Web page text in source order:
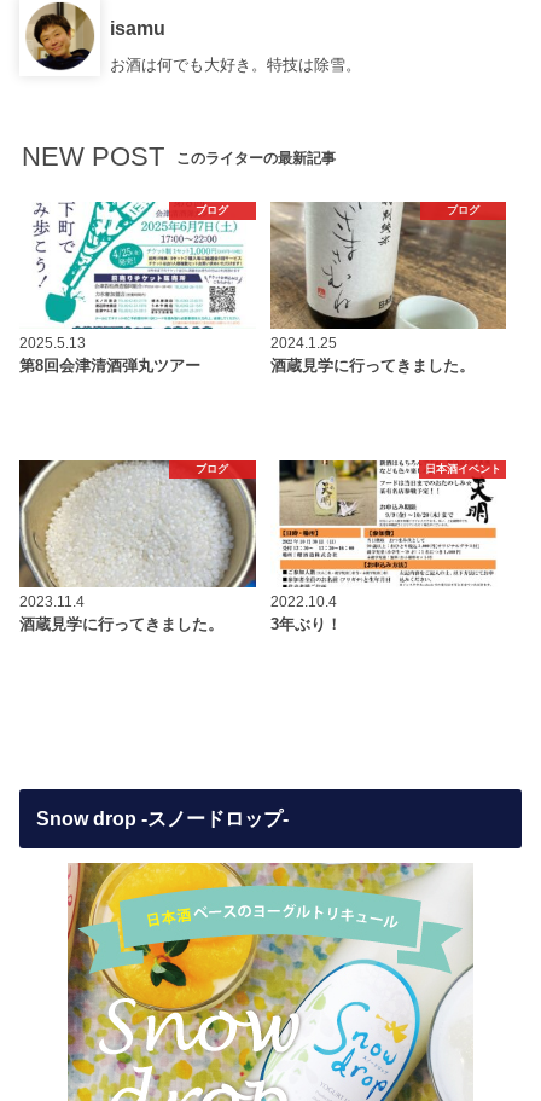
isamu
お酒は何でも大好き。特技は除雪。
NEW POST このライターの最新記事
ブログ
2025.5.13
第8回会津清酒弾丸ツアー
ブログ
2024.1.25
酒蔵見学に行ってきました。
ブログ
2023.11.4
酒蔵見学に行ってきました。
日本酒イベント
2022.10.4
3年ぶり！
Snow drop -スノードロップ-